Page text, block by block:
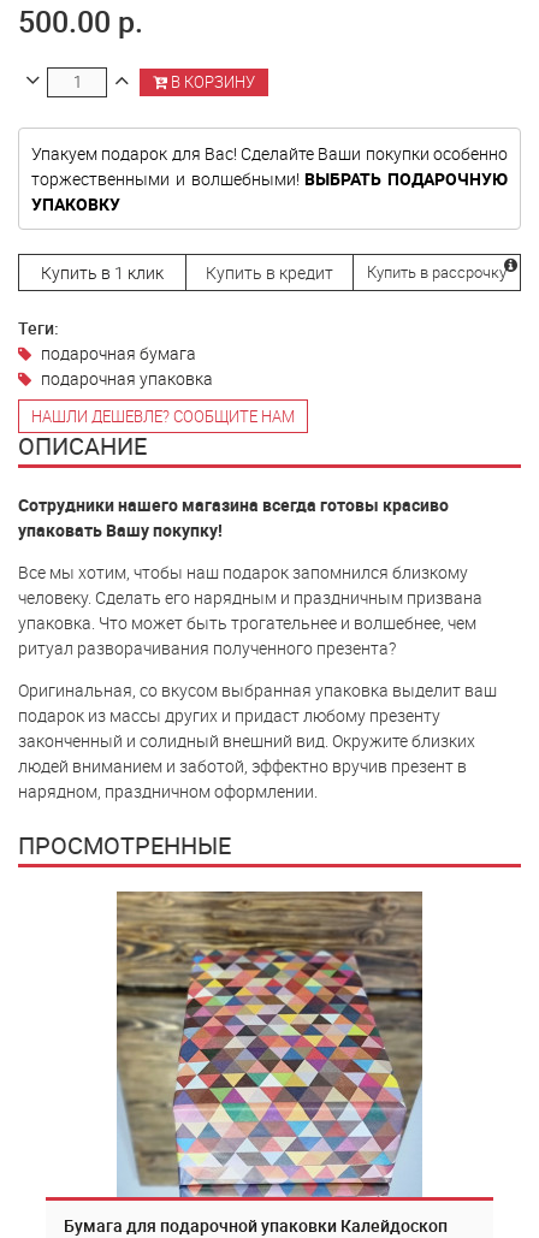
500.00 р.
В КОРЗИНУ
Упакуем подарок для Вас! Сделайте Ваши покупки особенно
торжественными и волшебными!ВЫБРАТЬ ПОДАРОЧНУЮ
УПАКОВКУ
Купить в 1 клик Купить в кредит Купить в рассрочку
Теги:
подарочная бумага
подарочная упаковка
НАШЛИ ДЕШЕВЛЕ? СООБЩИТЕ НАМ
ОПИСАНИЕ
Сотрудники нашего магазина всегда готовы красиво
упаковать Вашу покупку!
Все мы хотим, чтобы наш подарок запомнился близкому
человеку. Сделать его нарядным и праздничным призвана
упаковка. Что может быть трогательнее и волшебнее, чем
ритуал разворачивания полученного презента?
Оригинальная, со вкусом выбранная упаковка выделит ваш
подарок из массы других и придаст любому презенту
законченный и солидный внешний вид. Окружите близких
людей вниманием и заботой, эффектно вручив презент в
нарядном, праздничном оформлении.
ПРОСМОТРЕННЫЕ
Бумага для подарочной упаковки Калейдоскоп